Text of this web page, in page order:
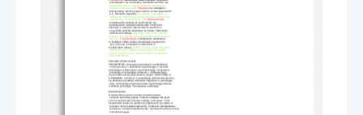
in razlikujemo d.p. med seboj, razvrščamo različne d.p.
(opredelimo stress in opišemo telesne, vedenjske in
duševne znake stresa) 2. Pojasnjevanje: razlagamo
kako potekajo duševni pojavi, iščemo vzroke posameznih
d.p., določamo dejavnike. (raziskujemo situacijske in
osebnostne dejavnike ki vplivajo na stress;nenadne življ
, spremembe, osebna čvrstost..)
3. Napovedovanje:
predvidevamo javljanje ali spreminjanje d.p.,
predvidevamo vedenje posameznika v določenih
situacijah in starostih, napovedujemo pozitivne in
neg.učinke različnih dejavnikov na posam. Duševnost,
hude nesreče odzvala večina prebivalstva na prizadetem
območju) 4. Spreminjanje: zmanjšujemo nezaželene
in škodljuve oblike vedenj, izboljušujemo pogoje člov
. Duš. Razvoja, izboljšujemo medosebne in
medčloveške odnose (ljudem, ki kažejo znake izčrpanost
i zaradi stresa pomagamo pri razvijanji konstruktivnih
načinov spoprijemanja s stresom in tako zmanjšujemo
neg učinke stresa)
PANOGE PSIHOLOGIJE
TEORETIČNE: usmerjene so predvsem k pridobivanju
novih spoznanj. 1.obča/splošna psihologija, 2.razvojna
psihologija 3.psihometrija, 4.psihofiziologija, 5.kognitivna
psihologija, 6.psihologija osebnosti, 7.psihopatologija
(nenormalni in bolezenski duševni pojavi). PRAKTIČNEoz.
UPORABNE: usmerjene v uporabljanje psiholoških spoznanj
na določenem področju človekove dejavnosti. 1.psihologija
dela, 2.psihologija organizacije dela,3.psihologija reklame,
4.klinična psihologija, 5.pedagoška psihologija..
EKSPERIMENT
Raziskovalna metoda, pri kateri eksperimentator
namerno spreminja pogoje v katerij se dogaja nek pojav
ker želi ugotoviti kako ti pojavi vplivajo na ta pojav.  Vsak
eksperiment zahteva:1.problem (vprašanje kin as zanima in
na katero bomo skušali odgovoriti), 2.hipoteze (predpostavke,
domneve o rezultatih eksperimenta), 3.poskusne osebe (vzorec),
4.kontrola pogojev